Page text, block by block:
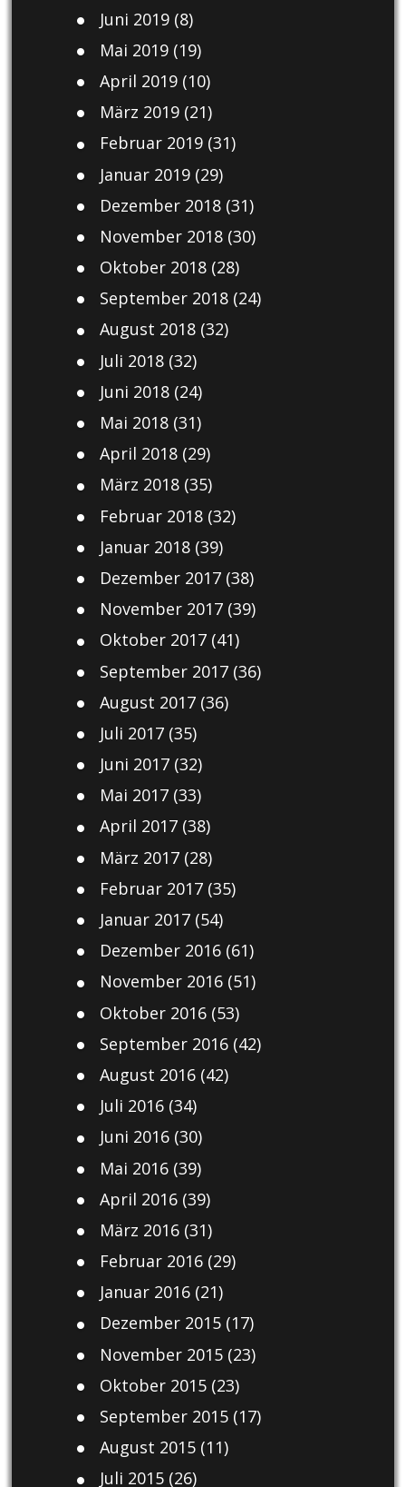
Juni 2019(8)
Mai 2019(19)
April 2019(10)
März 2019(21)
Februar 2019(31)
Januar 2019(29)
Dezember 2018(31)
November 2018(30)
Oktober 2018(28)
September 2018(24)
August 2018(32)
Juli 2018(32)
Juni 2018(24)
Mai 2018(31)
April 2018(29)
März 2018(35)
Februar 2018(32)
Januar 2018(39)
Dezember 2017(38)
November 2017(39)
Oktober 2017(41)
September 2017(36)
August 2017(36)
Juli 2017(35)
Juni 2017(32)
Mai 2017(33)
April 2017(38)
März 2017(28)
Februar 2017(35)
Januar 2017(54)
Dezember 2016(61)
November 2016(51)
Oktober 2016(53)
September 2016(42)
August 2016(42)
Juli 2016(34)
Juni 2016(30)
Mai 2016(39)
April 2016(39)
März 2016(31)
Februar 2016(29)
Januar 2016(21)
Dezember 2015(17)
November 2015(23)
Oktober 2015(23)
September 2015(17)
August 2015(11)
Juli 2015(26)